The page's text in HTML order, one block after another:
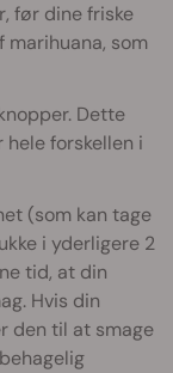
før dine friske
som
Dette
forskellen i
(som kan tage
i yderligere 2
tid, at din
Hvis din
den til at smage